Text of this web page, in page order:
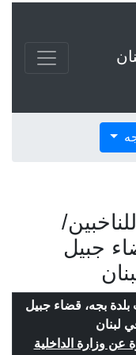
جبيل
بلدة بجه، قضاء جبيل
لبنان
عن وزارة الداخلية